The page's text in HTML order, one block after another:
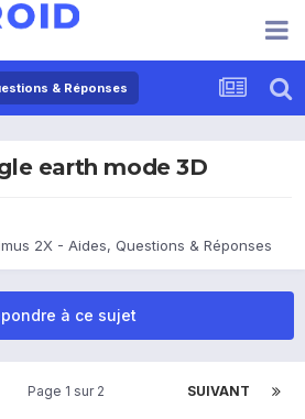
& Réponses
earth mode 3D
2X - Aides, Questions & Réponses
à ce sujet
SUIVANT
Page 1 sur 2